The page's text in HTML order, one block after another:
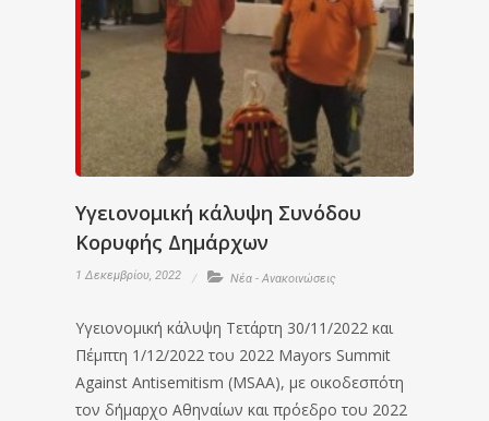
Υγειονομική κάλυψη Συνόδου
Κορυφής Δημάρχων
1 Δεκεμβρίου, 2022 Νέα - Ανακοινώσεις
Υγειονομική κάλυψη Τετάρτη 30/11/2022 και
Πέμπτη 1/12/2022 του 2022 Mayors Summit
Against Antisemitism (MSAA), με οικοδεσπότη
τον δήμαρχο Αθηναίων και πρόεδρο του 2022